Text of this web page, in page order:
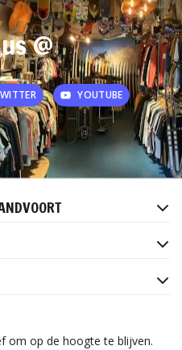
@
YOUTUBE
om op de hoogte te blijven.